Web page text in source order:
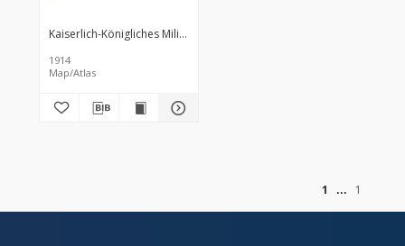
Kaiserlich-Königliches Militär-Geographisches Institut (Wiedeń).
1914
Map/Atlas
1
1